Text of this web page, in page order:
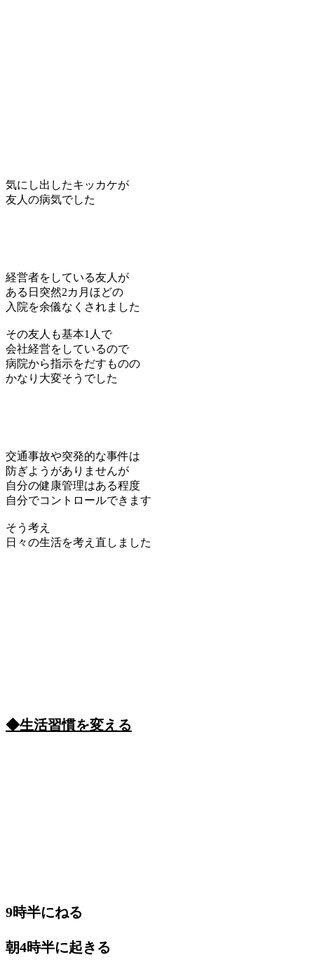
気にし出したキッカケが
友人の病気でした
経営者をしている友人が
ある日突然2カ月ほどの
入院を余儀なくされました
その友人も基本1人で
会社経営をしているので
病院から指示をだすものの
かなり大変そうでした
交通事故や突発的な事件は
防ぎようがありませんが
自分の健康管理はある程度
自分でコントロールできます
そう考え
日々の生活を考え直しました
◆生活習慣を変える
9時半にねる
朝4時半に起きる